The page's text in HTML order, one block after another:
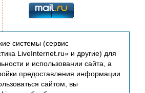
системы (сервис
LiveInternet.ru» и другие) для
и использовании сайта, а
предоставления информации.
сайтом, вы